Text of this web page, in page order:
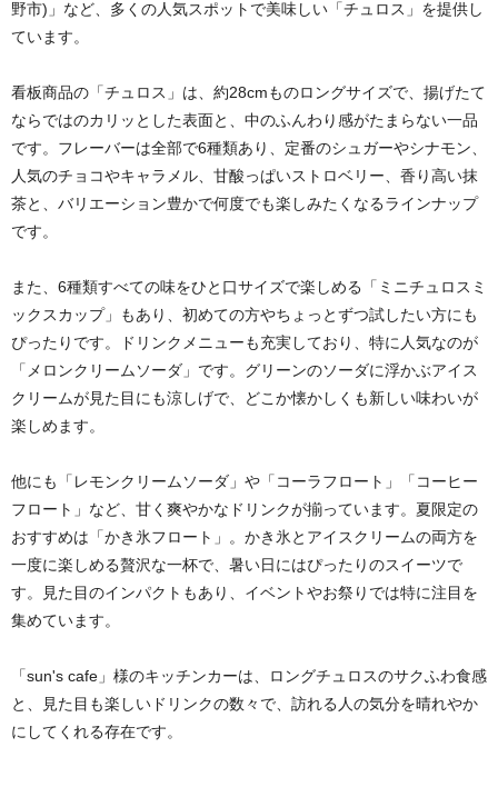
野市)」など、多くの人気スポットで美味しい「チュロス」を提供し
ています。
看板商品の「チュロス」は、約28cmものロングサイズで、揚げたて
ならではのカリッとした表面と、中のふんわり感がたまらない一品
です。フレーバーは全部で6種類あり、定番のシュガーやシナモン、
人気のチョコやキャラメル、甘酸っぱいストロベリー、香り高い抹
茶と、バリエーション豊かで何度でも楽しみたくなるラインナップ
です。
また、6種類すべての味をひと口サイズで楽しめる「ミニチュロスミ
ックスカップ」もあり、初めての方やちょっとずつ試したい方にも
ぴったりです。ドリンクメニューも充実しており、特に人気なのが
「メロンクリームソーダ」です。グリーンのソーダに浮かぶアイス
クリームが見た目にも涼しげで、どこか懐かしくも新しい味わいが
楽しめます。
他にも「レモンクリームソーダ」や「コーラフロート」「コーヒー
フロート」など、甘く爽やかなドリンクが揃っています。夏限定の
おすすめは「かき氷フロート」。かき氷とアイスクリームの両方を
一度に楽しめる贅沢な一杯で、暑い日にはぴったりのスイーツで
す。見た目のインパクトもあり、イベントやお祭りでは特に注目を
集めています。
「sun's cafe」様のキッチンカーは、ロングチュロスのサクふわ食感
と、見た目も楽しいドリンクの数々で、訪れる人の気分を晴れやか
にしてくれる存在です。